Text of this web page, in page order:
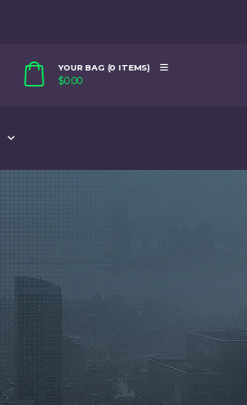
YOUR BAG (0 ITEMS)
$0.00